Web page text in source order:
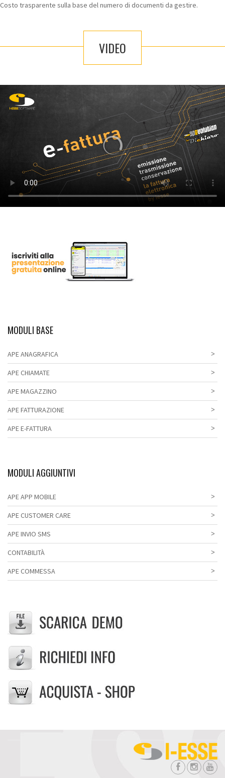
Costo trasparente sulla base del numero di documenti da gestire.
VIDEO
MODULI BASE
APE ANAGRAFICA
APE CHIAMATE
APE MAGAZZINO
APE FATTURAZIONE
APE E-FATTURA
MODULI AGGIUNTIVI
APE APP MOBILE
APE CUSTOMER CARE
APE INVIO SMS
CONTABILITÀ
APE COMMESSA